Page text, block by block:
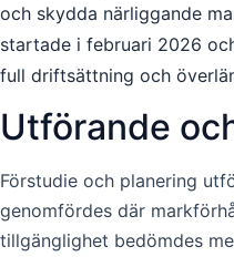
och skydda närliggande
startade i februari 2026
full driftsättning och
Utförande
Förstudie och planering
genomfördes där
tillgänglighet bedömdes